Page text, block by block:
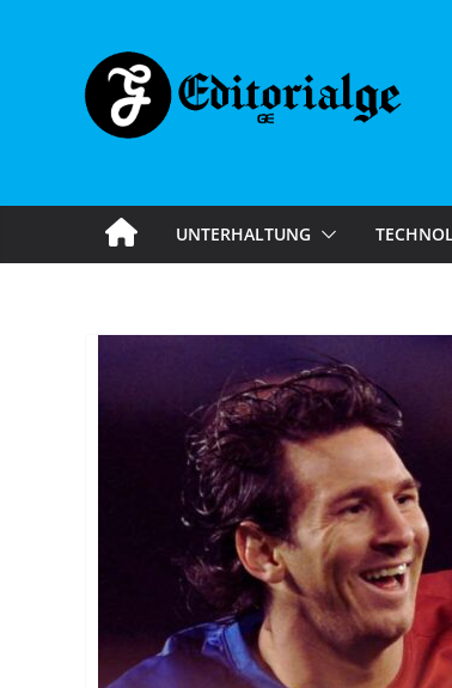
UNTERHALTUNG